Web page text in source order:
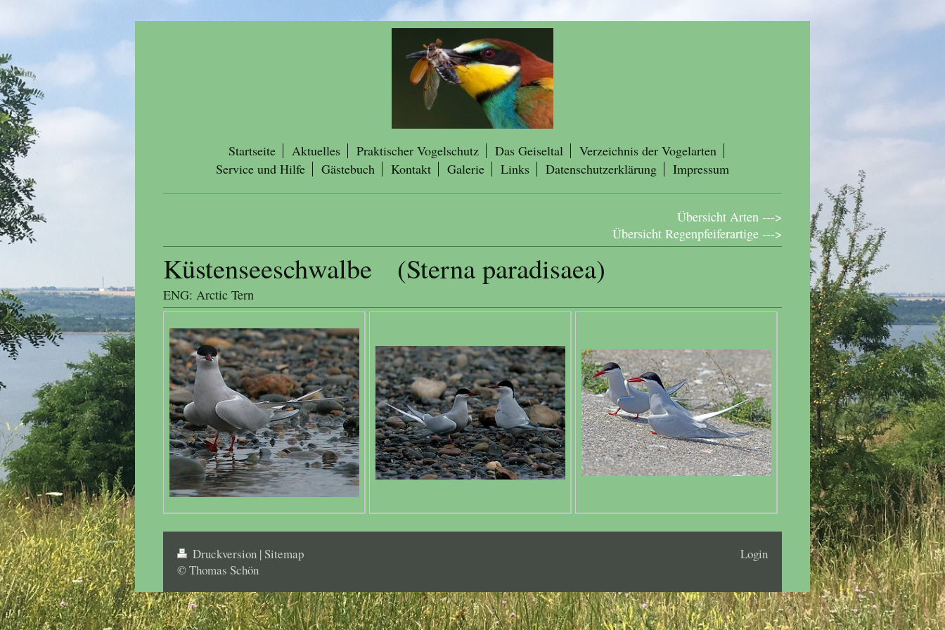
Startseite Aktuelles Praktischer Vogelschutz Das Geiseltal
Verzeichnis der Vogelarten
Service und Hilfe
Gästebuch Kontakt Galerie Links Datenschutzerklärung Impressum
Übersicht Arten --->
Übersicht Regenpfeiferartige --->
Küstenseeschwalbe (Sterna paradisaea)
ENG: Arctic Tern
Druckversion |Sitemap
© Thomas Schön
Login